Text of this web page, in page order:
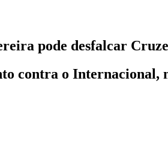
pode desfalcar
contra o Internacional,